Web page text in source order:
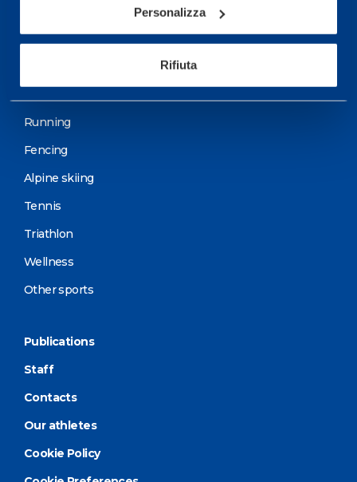
Personalizza
Rifiuta
Cycling and MTB
Running
Fencing
Alpine skiing
Tennis
Triathlon
Wellness
Other sports
Publications
Staff
Contacts
Our athletes
Cookie Policy